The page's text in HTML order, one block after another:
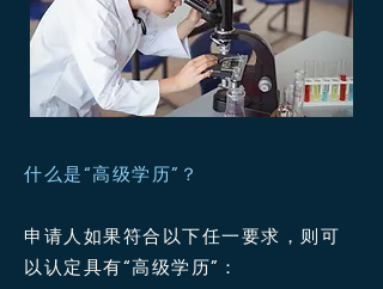
什么是“高级学历”？
申请人如果符合以下任一要求，则可
以认定具有“高级学历”：